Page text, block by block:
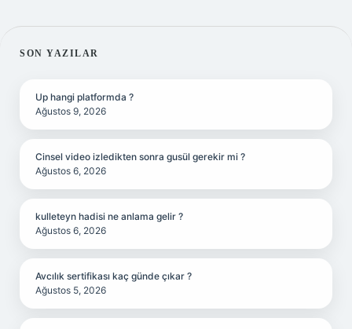
SIDEBAR
SON YAZILAR
Up hangi platformda ?
Ağustos 9, 2026
Cinsel video izledikten sonra gusül gerekir mi ?
Ağustos 6, 2026
kulleteyn hadisi ne anlama gelir ?
Ağustos 6, 2026
Avcılık sertifikası kaç günde çıkar ?
Ağustos 5, 2026